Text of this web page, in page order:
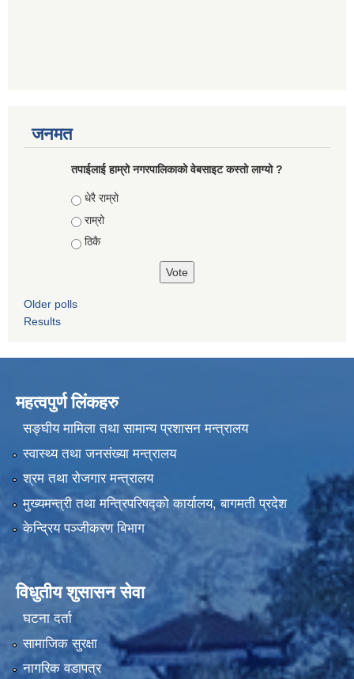
जनमत
तपाईलाई हाम्रो नगरपालिकाको वेबसाइट कस्तो लाग्यो ?
Choices
धेरै राम्रो
राम्रो
ठिकै
Older polls
Results
महत्वपुर्ण लिंकहरु
सङ्घीय मामिला तथा सामान्य प्रशासन मन्त्रालय
स्वास्थ्य तथा जनसंख्या मन्त्रालय
श्रम तथा रोजगार मन्त्रालय
मुख्यमन्त्री तथा मन्त्रिपरिषद्को कार्यालय, बागमती प्रदेश
केन्द्रिय पञ्जीकरण बिभाग
विधुतीय शुसासन सेवा
घटना दर्ता
सामाजिक सुरक्षा
नागरिक वडापत्र